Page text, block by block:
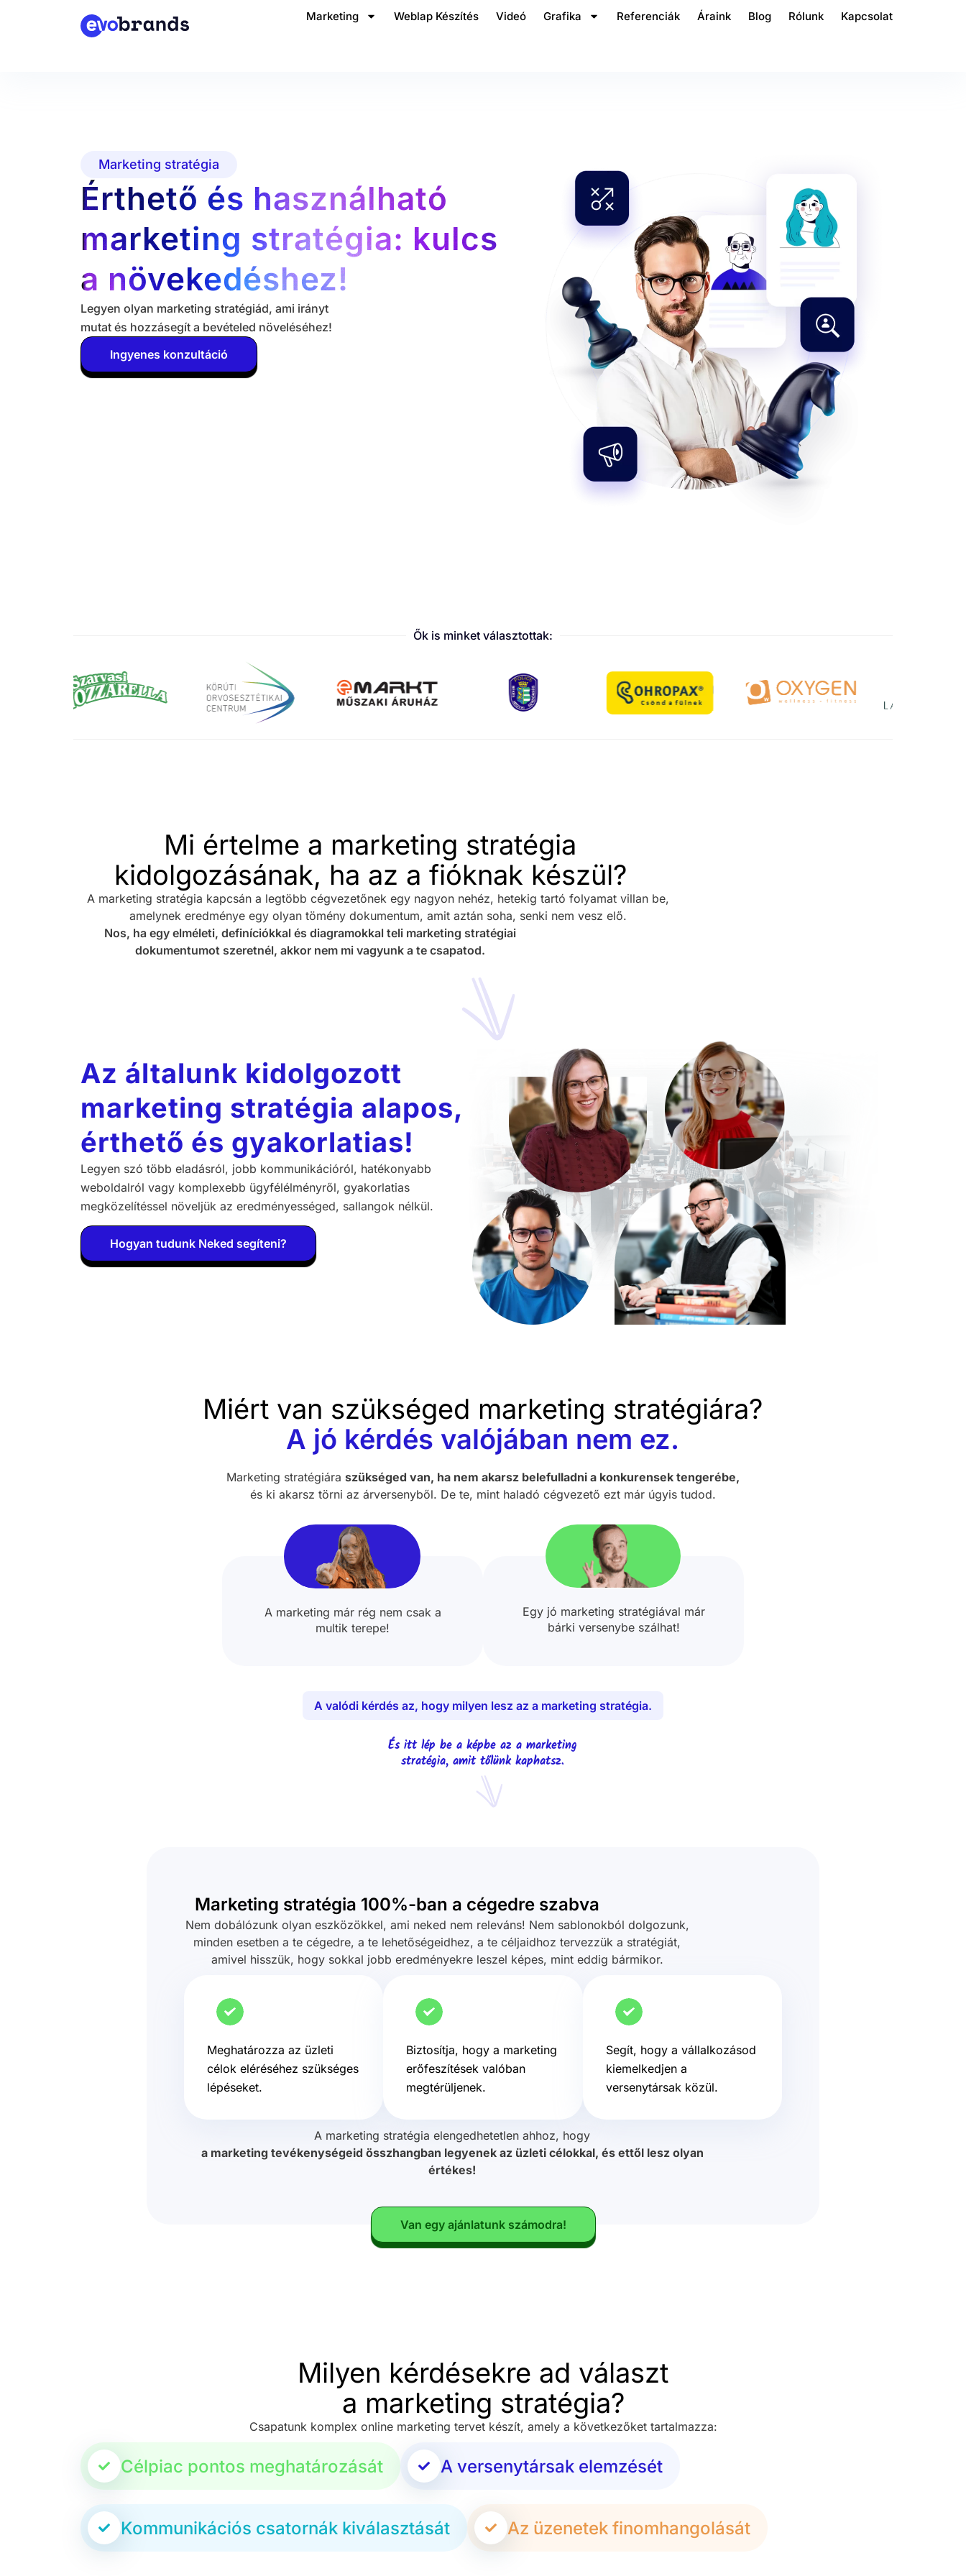
Marketing Weblap Készítés Videó Grafika Referenciák Áraink Blog Rólunk Kapcsolat
Marketing stratégia
Érthető és használható
marketing stratégia: kulcs
a növekedéshez!
Legyen olyan marketing stratégiád, ami irányt
mutat és hozzásegít a bevételed növeléséhez!
Ingyenes konzultáció
Ők is minket választottak:
Mi értelme a marketing stratégia
kidolgozásának, ha az a fióknak készül?
A marketing stratégia kapcsán a legtöbb cégvezetőnek egy nagyon nehéz, hetekig tartó folyamat villan be,
amelynek eredménye egy olyan tömény dokumentum, amit aztán soha, senki nem vesz elő.
Nos, ha egy elméleti, definíciókkal és diagramokkal teli marketing stratégiai
dokumentumot szeretnél, akkor nem mi vagyunk a te csapatod.
Az általunk kidolgozott
marketing stratégia alapos,
érthető és gyakorlatias!
Legyen szó több eladásról, jobb kommunikációról, hatékonyabb
weboldalról vagy komplexebb ügyfélélményről, gyakorlatias
megközelítéssel növeljük az eredményességed, sallangok nélkül.
Hogyan tudunk Neked segíteni?
Miért van szükséged marketing stratégiára?
A jó kérdés valójában nem ez.
Marketing stratégiára szükséged van, ha nem akarsz belefulladni a konkurensek tengerébe,
és ki akarsz törni az árversenyből. De te, mint haladó cégvezető ezt már úgyis tudod.
A marketing már rég nem csak a
multik terepe!
Egy jó marketing stratégiával már
bárki versenybe szálhat!
A valódi kérdés az, hogy milyen lesz az a marketing stratégia.
És itt lép be a képbe az a marketing
stratégia, amit tőlünk kaphatsz.
Marketing stratégia 100%-ban a cégedre szabva
Nem dobálózunk olyan eszközökkel, ami neked nem releváns! Nem sablonokból dolgozunk,
minden esetben a te cégedre, a te lehetőségeidhez, a te céljaidhoz tervezzük a stratégiát,
amivel hisszük, hogy sokkal jobb eredményekre leszel képes, mint eddig bármikor.
Meghatározza az üzleti
célok eléréséhez szükséges
lépéseket.
Biztosítja, hogy a marketing
erőfeszítések valóban
megtérüljenek.
Segít, hogy a vállalkozásod
kiemelkedjen a
versenytársak közül.
A marketing stratégia elengedhetetlen ahhoz, hogy
a marketing tevékenységeid összhangban legyenek az üzleti célokkal, és ettől lesz olyan
értékes!
Van egy ajánlatunk számodra!
Milyen kérdésekre ad választ
a marketing stratégia?
Csapatunk komplex online marketing tervet készít, amely a következőket tartalmazza:
Célpiac pontos meghatározását A versenytársak elemzését
Kommunikációs csatornák kiválasztását Az üzenetek finomhangolását